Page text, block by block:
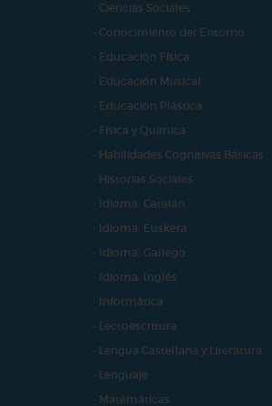
- Ciencias Sociales
- Conocimiento del Entorno
- Educación Física
- Educación Musical
- Educación Plástica
- Física y Química
- Habilidades Cognitivas Básicas
- Historias Sociales
- Idioma: Catalán
- Idioma: Euskera
- Idioma: Gallego
- Idioma: Inglés
- Informática
- Lectoescritura
- Lengua Castellana y Literatura
- Lenguaje
- Matemáticas